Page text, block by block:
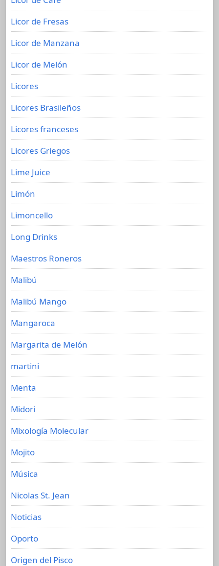
Licor de Fresas
Licor de Manzana
Licor de Melón
Licores
Licores Brasileños
Licores franceses
Licores Griegos
Lime Juice
Limón
Limoncello
Long Drinks
Maestros Roneros
Malibú
Malibú Mango
Mangaroca
Margarita de Melón
martini
Menta
Midori
Mixología Molecular
Mojito
Música
Nicolas St. Jean
Noticias
Oporto
Origen del Pisco